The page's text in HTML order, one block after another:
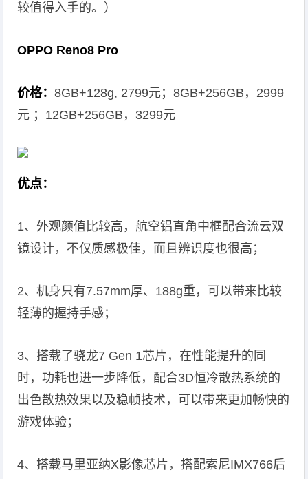
较值得入手的。）
OPPO Reno8 Pro
价格：8GB+128g, 2799元；8GB+256GB，2999
元 ；12GB+256GB，3299元
优点：
1、外观颜值比较高，航空铝直角中框配合流云双
镜设计，不仅质感极佳，而且辨识度也很高；
2、机身只有7.57mm厚、188g重，可以带来比较
轻薄的握持手感；
3、搭载了骁龙7 Gen 1芯片，在性能提升的同
时，功耗也进一步降低，配合3D恒冷散热系统的
出色散热效果以及稳帧技术，可以带来更加畅快的
游戏体验；
4、搭载马里亚纳X影像芯片，搭配索尼IMX766后